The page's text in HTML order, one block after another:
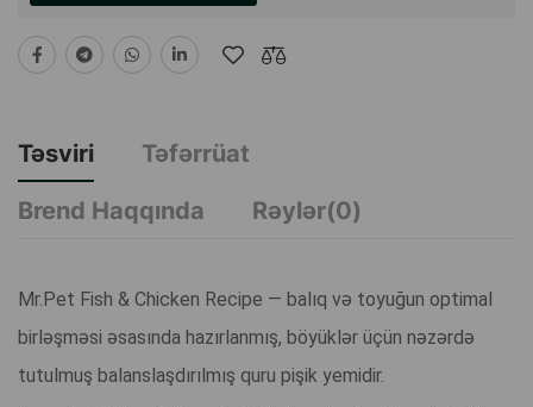
Təsviri
Təfərrüat
Brend Haqqında
Rəylər(0)
Mr.Pet Fish & Chicken Recipe — balıq və toyuğun optimal
birləşməsi əsasında hazırlanmış, böyüklər üçün nəzərdə
tutulmuş balanslaşdırılmış quru pişik yemidir.